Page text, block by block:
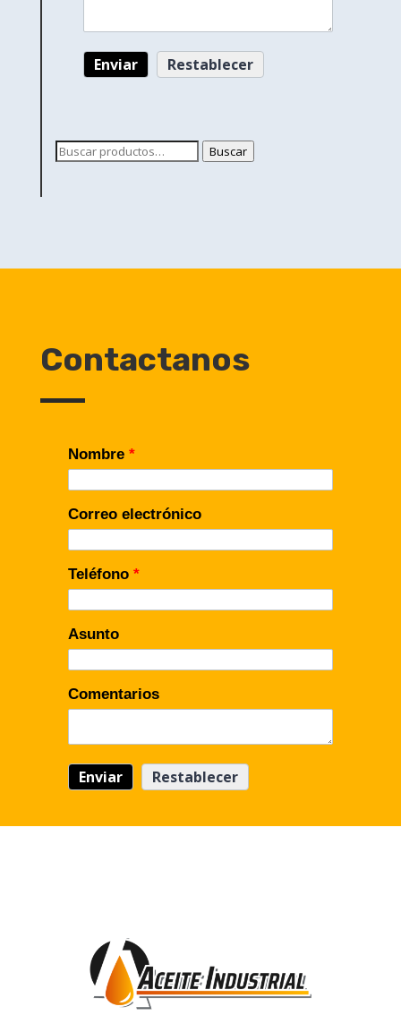
Buscar
Buscar
Contactanos
Nombre *
Correo electrónico
Teléfono *
Asunto
Comentarios